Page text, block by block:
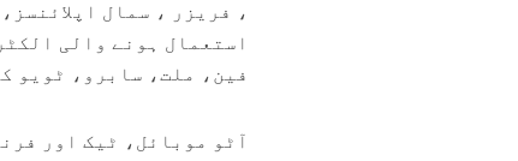
، فریزر ، سمال
استعمال ہونے والی
فین، ملت، سابرو، ٹویو
آٹو موبائل، ٹیک اور